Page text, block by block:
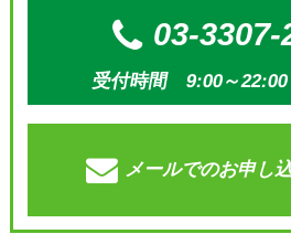
03-3307-
受付時間 9:00～22:00
メールでのお申し